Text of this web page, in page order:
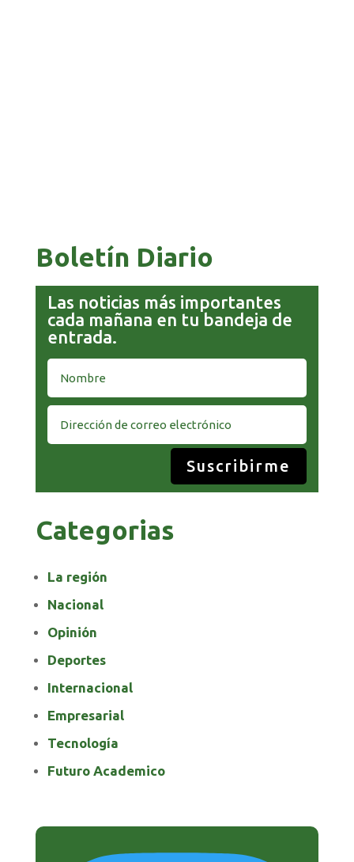
Boletín Diario
Las noticias más importantes
cada mañana en tu bandeja de
entrada.
Suscribirme
Categorias
La región
Nacional
Opinión
Deportes
Internacional
Empresarial
Tecnología
Futuro Academico